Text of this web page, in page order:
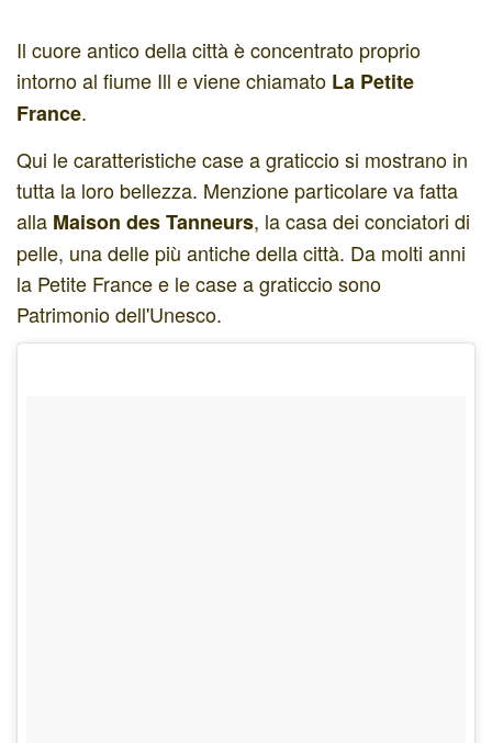
Il cuore antico della città è concentrato proprio
intorno al fiume Ill e viene chiamato La Petite
France.
Qui le caratteristiche case a graticcio si mostrano in
tutta la loro bellezza. Menzione particolare va fatta
alla Maison des Tanneurs, la casa dei conciatori di
pelle, una delle più antiche della città. Da molti anni
la Petite France e le case a graticcio sono
Patrimonio dell'Unesco.